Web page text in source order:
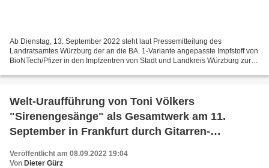
Ab Dienstag, 13. September 2022 steht laut Pressemitteilung des
Landratsamtes Würzburg der an die BA. 1-Variante angepasste Impfstoff von
BioNTech/Pfizer in den Impfzentren von Stadt und Landkreis Würzburg zur
Welt-Uraufführung von Toni Völkers
"Sirenengesänge" als Gesamtwerk am 11.
September in Frankfurt durch Gitarren-
Veröffentlicht am 08.09.2022 19:04
Von Dieter Gürz